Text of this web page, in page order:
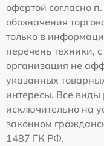
офертой согласно
обозначения
только в
перечень техники,
организация не
указанных
интересы. Все
исключительно на
законном
1487 ГК РФ.